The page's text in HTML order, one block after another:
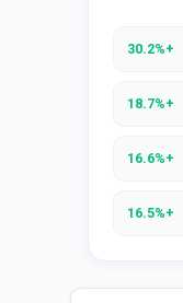
+30.2%
+18.7%
+16.6%
+16.5%